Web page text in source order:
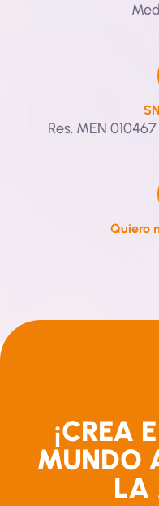
Res. MEN
Quiero
¡CREA
MUNDO
LA